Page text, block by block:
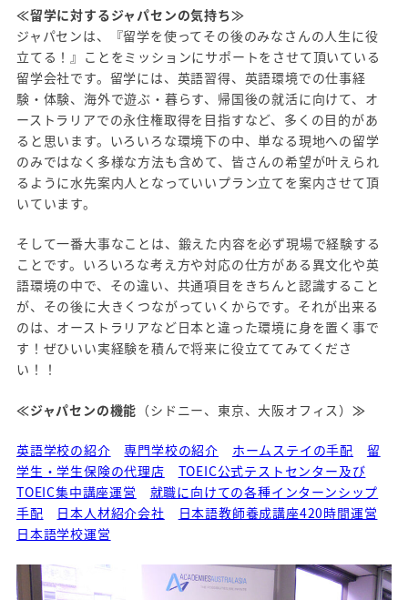
≪留学に対するジャパセンの気持ち≫
ジャパセンは、『留学を使ってその後のみなさんの人生に役
立てる！』ことをミッションにサポートをさせて頂いている
留学会社です。留学には、英語習得、英語環境での仕事経
験・体験、海外で遊ぶ・暮らす、帰国後の就活に向けて、オ
ーストラリアでの永住権取得を目指すなど、多くの目的があ
ると思います。いろいろな環境下の中、単なる現地への留学
のみではなく多様な方法も含めて、皆さんの希望が叶えられ
るように水先案内人となっていいプラン立てを案内させて頂
いています。
そして一番大事なことは、鍛えた内容を必ず現場で経験する
ことです。いろいろな考え方や対応の仕方がある異文化や英
語環境の中で、その違い、共通項目をきちんと認識すること
が、その後に大きくつながっていくからです。それが出来る
のは、オーストラリアなど日本と違った環境に身を置く事で
す！ぜひいい実経験を積んで将来に役立ててみてくださ
い！！
≪ジャパセンの機能 （シドニー、東京、大阪オフィス）≫
英語学校の紹介 専門学校の紹介 ホームステイの手配
留
学生・学生保険の代理店
TOEIC公式テストセンター及び
TOEIC集中講座運営
就職に向けての各種インターンシップ
手配
日本人材紹介会社
日本語教師養成講座420時間運営
日本語学校運営